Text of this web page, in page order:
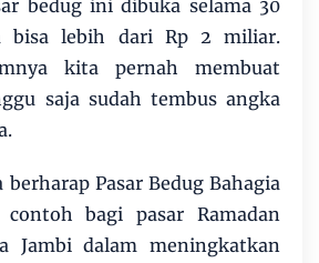
bedug ini dibuka selama 30
bisa lebih dari Rp 2 miliar.
kita pernah membuat
saja sudah tembus angka
Pasar Bedug Bahagia
bagi pasar Ramadan
Jambi dalam meningkatkan